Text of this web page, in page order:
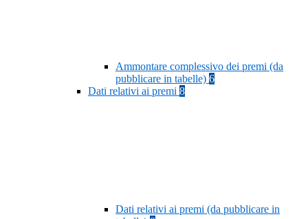
Ammontare complessivo dei premi (da
pubblicare in tabelle) 6
Dati relativi ai premi 8
Dati relativi ai premi (da pubblicare in